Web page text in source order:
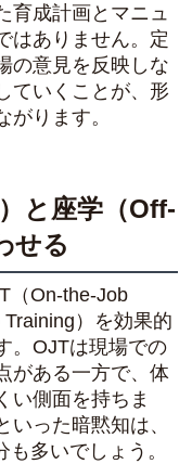
育成計画とマニュ
はありません。定
の意見を反映しな
ていくことが、形
ります。
と座学（Off-
せる
（On-the-Job
）を効果的
。OJTは現場での
がある一方で、体
い側面を持ちま
った暗黙知は、
多いでしょう。